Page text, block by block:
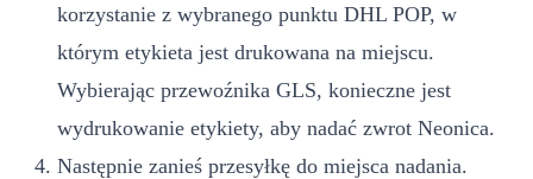
korzystanie z wybranego punktu DHL POP, w
którym etykieta jest drukowana na miejscu.
Wybierając przewoźnika GLS, konieczne jest
wydrukowanie etykiety, aby nadać zwrot Neonica.
Następnie zanieś przesyłkę do miejsca nadania.